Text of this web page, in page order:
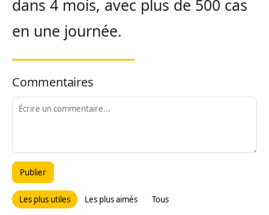
dans 4 mois, avec plus de 500 cas
en une journée.
Commentaires
Publier
Les plus utiles Les plus aimés Tous